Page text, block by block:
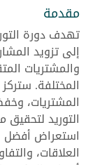
مقدمة
تهدف دورة
إلى تزويد
والمشتريات
المختلفة.
المشتريات،
التوريد
استعراض أفضل
العلاقات،